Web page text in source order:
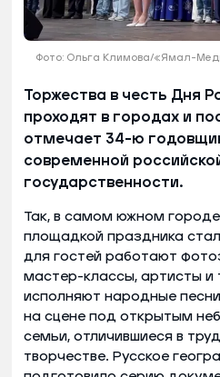
Фото: Ольга Климова/«Ямал-
Торжества в честь Дня
проходят в городах и
отмечает 34-ю
современной
государственности.
Так, в самом южном
площадкой праздника
для гостей работают
мастер-классы, артисты и
исполняют народные
на сцене под открытым
семьи, отличившиеся в
творчестве. Русское